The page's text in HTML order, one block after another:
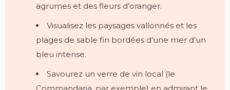
agrumes et des fleurs d’oranger.
Visualisez les paysages vallonnés et les
plages de sable fin bordées d’une mer d’un
bleu intense.
Savourez un verre de vin local (le